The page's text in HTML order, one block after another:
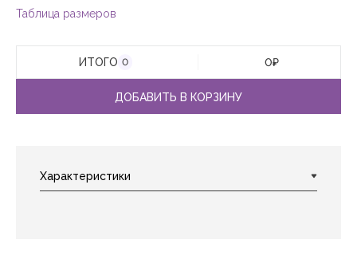
Таблица размеров
ИТОГО 0 0₽
ДОБАВИТЬ В КОРЗИНУ